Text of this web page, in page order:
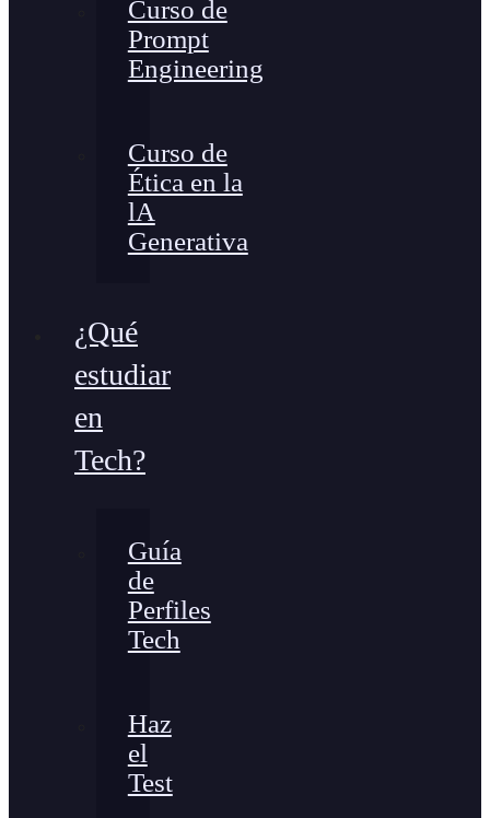
Curso de
Prompt
Engineering
Curso de
Ética en la
lA
Generativa
¿Qué
estudiar
en
Tech?
Guía
de
Perfiles
Tech
Haz
el
Test